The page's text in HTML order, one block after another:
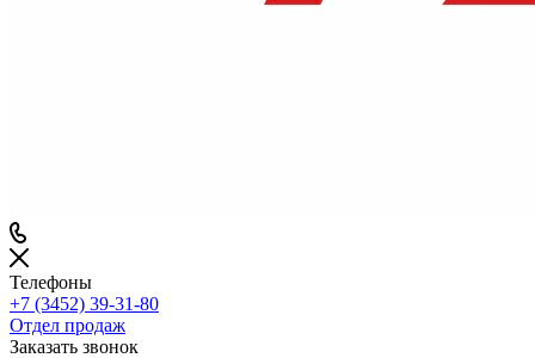
Телефоны
+7 (3452) 39-31-80
Отдел продаж
Заказать звонок